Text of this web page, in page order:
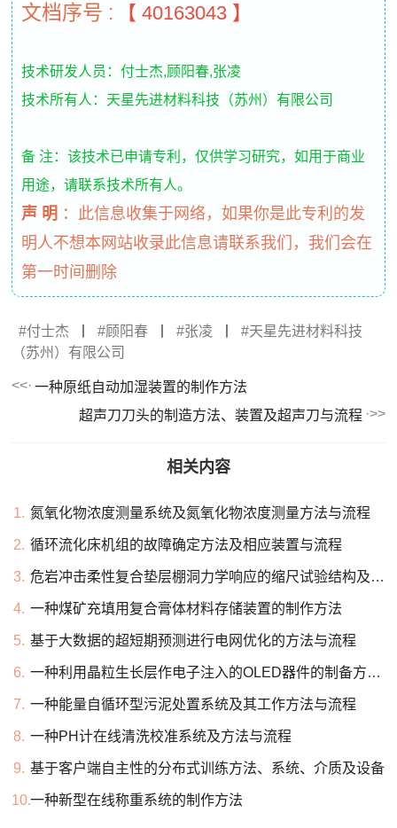
文档序号 : 【 40163043 】
技术研发人员：付士杰,顾阳春,张凌
技术所有人：天星先进材料科技（苏州）有限公司
备 注：该技术已申请专利，仅供学习研究，如用于商业
用途，请联系技术所有人。
声 明 ： 此信息收集于网络，如果你是此专利的发
明人不想本网站收录此信息请联系我们，我们会在
第一时间删除
付士杰 顾阳春 张凌
天星先进材料科技
（苏州）有限公司
一种原纸自动加湿装置的制作方法
超声刀刀头的制造方法、装置及超声刀与流程
相关内容
1. 氮氧化物浓度测量系统及氮氧化物浓度测量方法与流程
2. 循环流化床机组的故障确定方法及相应装置与流程
3. 危岩冲击柔性复合垫层棚洞力学响应的缩尺试验结构及方法与流程
4. 一种煤矿充填用复合膏体材料存储装置的制作方法
5. 基于大数据的超短期预测进行电网优化的方法与流程
6. 一种利用晶粒生长层作电子注入的OLED器件的制备方法与流程
7. 一种能量自循环型污泥处置系统及其工作方法与流程
8. 一种PH计在线清洗校准系统及方法与流程
9. 基于客户端自主性的分布式训练方法、系统、介质及设备
10.一种新型在线称重系统的制作方法